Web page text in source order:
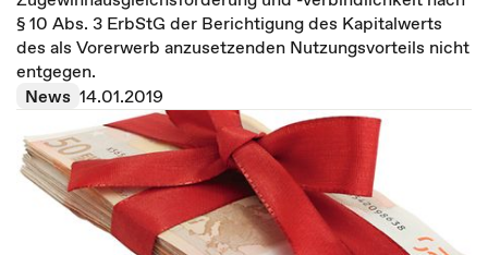
§ 10 Abs. 3 ErbStG der Berichtigung des Kapitalwerts
des als Vorerwerb anzusetzenden Nutzungsvorteils nicht
entgegen.
News 14.01.2019